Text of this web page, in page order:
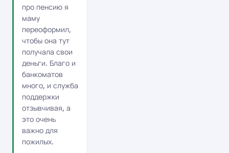
про пенсию я
маму
переоформил,
чтобы она тут
получала свои
деньги. Благо и
банкоматов
много, и служба
поддержки
отзывчивая, а
это очень
важно для
пожилых.